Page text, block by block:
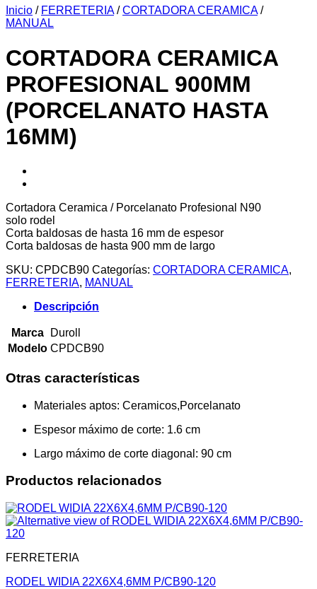
Inicio / FERRETERIA / CORTADORA CERAMICA /
MANUAL
CORTADORA CERAMICA
PROFESIONAL 900MM
(PORCELANATO HASTA
16MM)
Cortadora Ceramica / Porcelanato Profesional N90
solo rodel
Corta baldosas de hasta 16 mm de espesor
Corta baldosas de hasta 900 mm de largo
SKU: CPDCB90 Categorías: CORTADORA CERAMICA,
FERRETERIA, MANUAL
Descripción
Marca
Duroll
Modelo CPDCB90
Otras características
Materiales aptos: Ceramicos,Porcelanato
Espesor máximo de corte: 1.6 cm
Largo máximo de corte diagonal : 90 cm
Productos relacionados
FERRETERIA
RODEL WIDIA 22X6X4,6MM P/CB90-120